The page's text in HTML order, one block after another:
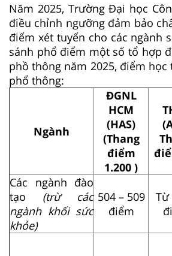
Năm 2025, Trường Đại học
điều chỉnh ngưỡng đảm bảo
điểm xét tuyển cho các ngành
sánh phổ điểm một số tổ hợp
phồ thông năm 2025, điểm học
phổ thông:
Ngành
ĐGNL
HCM
(HAS)
(Thang
điểm
1.200 )
Các ngành đào
tạo (trừ các
ngành khối sức
khỏe)
504 – 509
điểm
Từ